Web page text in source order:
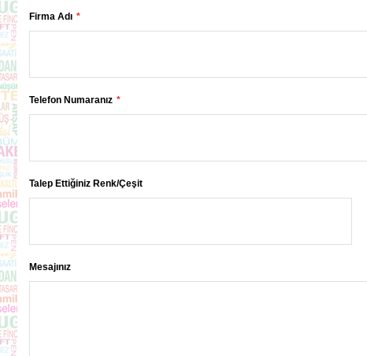
Firma Adı
Telefon Numaranız
Talep Ettiğiniz Renk/Çeşit
Mesajınız